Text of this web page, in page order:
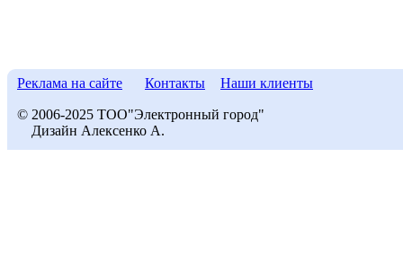
Реклама на сайте Контакты Наши клиенты
© 2006-2025 ТОО"Электронный город"
Дизайн Алексенко А.